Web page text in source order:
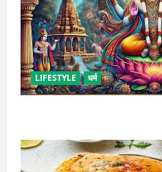
LIFESTYLE धर्म